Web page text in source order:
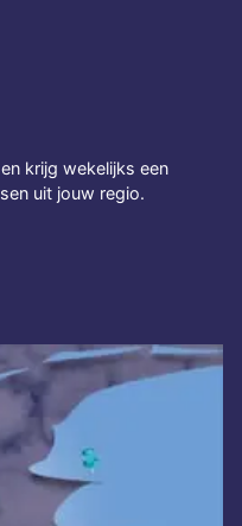
krijg wekelijks een
uit jouw regio.